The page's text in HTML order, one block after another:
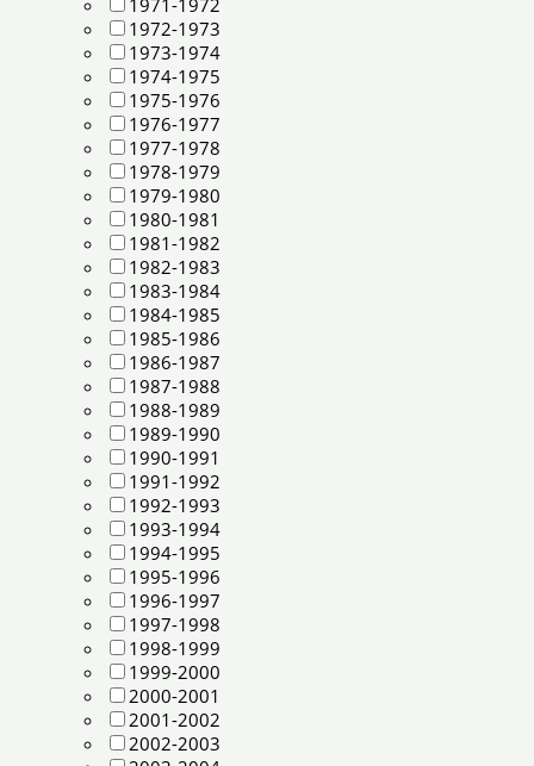
1971-1972
1972-1973
1973-1974
1974-1975
1975-1976
1976-1977
1977-1978
1978-1979
1979-1980
1980-1981
1981-1982
1982-1983
1983-1984
1984-1985
1985-1986
1986-1987
1987-1988
1988-1989
1989-1990
1990-1991
1991-1992
1992-1993
1993-1994
1994-1995
1995-1996
1996-1997
1997-1998
1998-1999
1999-2000
2000-2001
2001-2002
2002-2003